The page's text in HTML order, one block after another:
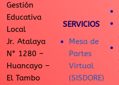
Gestión
Educativa
Local
Jr. Atalaya
N° 1280 –
Huancayo –
El Tambo
SERVICIOS
Mesa de
Partes
Virtual
(SISDORE)